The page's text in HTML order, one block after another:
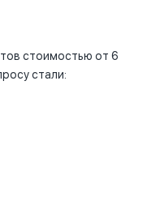
стоимостью от 6
стали: